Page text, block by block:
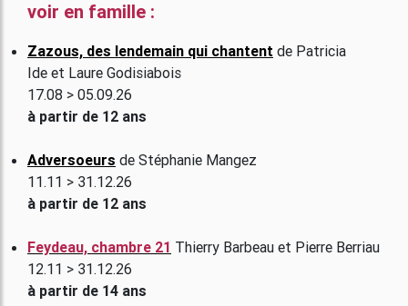
voir en famille :
Zazous, des lendemain qui chantent de Patricia
Ide et Laure Godisiabois
17.08 > 05.09.26
à partir de 12 ans
Adversoeurs de Stéphanie Mangez
11.11 > 31.12.26
à partir de 12 ans
Feydeau, chambre 21 Thierry Barbeau et Pierre Berriau
12.11 > 31.12.26
à partir de 14 ans